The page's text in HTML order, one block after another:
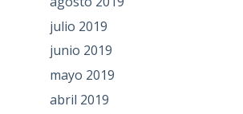
julio 2019
junio 2019
mayo 2019
abril 2019